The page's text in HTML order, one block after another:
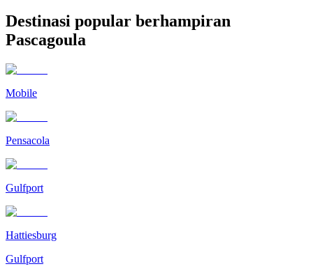
Destinasi popular berhampiran
Pascagoula
Mobile
Pensacola
Gulfport
Hattiesburg
Gulfport